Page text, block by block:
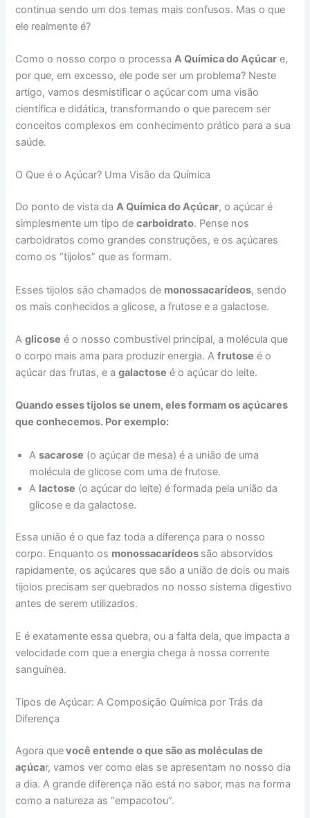
continua sendo um dos temas mais confusos. Mas o que
ele realmente é?
Como o nosso corpo o processaA Química do Açúcar e,
por que, em excesso, ele pode ser um problema? Neste
artigo, vamos desmistificar o açúcar com uma visão
científica e didática, transformando o que parecem ser
conceitos complexos em conhecimento prático para a sua
saúde.
O Que é o Açúcar? Uma Visão da Química
Do ponto de vista daA Química do Açúcar, o açúcar é
simplesmente um tipo decarboidrato. Pense nos
carboidratos como grandes construções, e os açúcares
como os “tijolos” que as formam.
Esses tijolos são chamados de monossacarídeos, sendo
os mais conhecidos a glicose, a frutose e a galactose.
Aglicose é o nosso combustível principal, a molécula que
o corpo mais ama para produzir energia. Afrutose é o
açúcar das frutas, e agalactose é o açúcar do leite.
Quando esses tijolos se unem, eles formam os açúcares
que conhecemos. Por exemplo:
Asacarose (o açúcar de mesa) é a união de uma
molécula de glicose com uma de frutose.
A lactose (o açúcar do leite) é formada pela união da
glicose e da galactose.
Essa união é o que faz toda a diferença para o nosso
corpo. Enquanto os monossacarídeos são absorvidos
rapidamente, os açúcares que são a união de dois ou mais
tijolos precisam ser quebrados no nosso sistema digestivo
antes de serem utilizados.
E é exatamente essa quebra, ou a falta dela, que impacta a
velocidade com que a energia chega à nossa corrente
sanguínea.
Tipos de Açúcar: A Composição Química por Trás da
Diferença
Agora quevocê entende o que são as moléculas de
açúcar, vamos ver como elas se apresentam no nosso dia
a dia. A grande diferença não está no sabor, mas na forma
como a natureza as “empacotou”.